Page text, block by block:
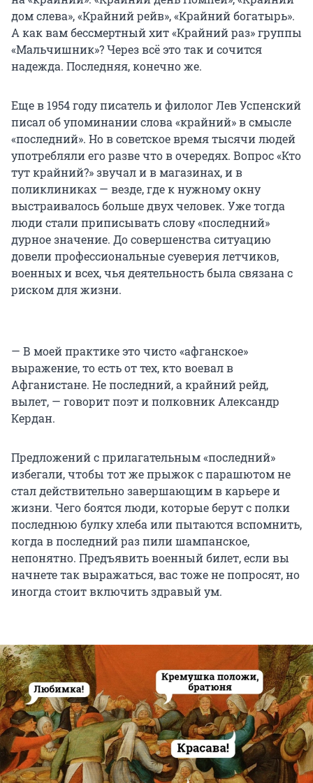
дом слева», «Крайний рейв», «Крайний богатырь».
А как вам бессмертный хит «Крайний раз» группы
«Мальчишник»? Через всё это так и сочится
надежда. Последняя, конечно же.
Еще в 1954 году писатель и филолог Лев Успенский
писал об упоминании слова «крайний» в смысле
«последний». Но в советское время тысячи людей
употребляли его разве что в очередях. Вопрос «Кто
тут крайний?» звучал и в магазинах, и в
поликлиниках — везде, где к нужному окну
выстраивалось больше двух человек. Уже тогда
люди стали приписывать слову «последний»
дурное значение. До совершенства ситуацию
довели профессиональные суеверия летчиков,
военных и всех, чья деятельность была связана с
риском для жизни.
— В моей практике это чисто «афганское»
выражение, то есть от тех, кто воевал в
Афганистане. Не последний, а крайний рейд,
вылет, — говорит поэт и полковник Александр
Кердан.
Предложений с прилагательным «последний»
избегали, чтобы тот же прыжок с парашютом не
стал действительно завершающим в карьере и
жизни. Чего боятся люди, которые берут с полки
последнюю булку хлеба или пытаются вспомнить,
когда в последний раз пили шампанское,
непонятно. Предъявить военный билет, если вы
начнете так выражаться, вас тоже не попросят, но
иногда стоит включить здравый ум.